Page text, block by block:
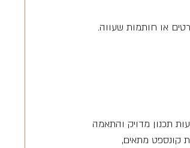
או חותמות שעווה.
תכנון מדויק והתאמה
קונספט מתאים,